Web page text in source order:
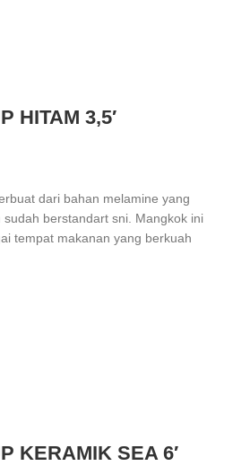
HITAM 3,5′
dari bahan melamine yang
berstandart sni. Mangkok ini
tempat makanan yang berkuah
KERAMIK SEA 6′